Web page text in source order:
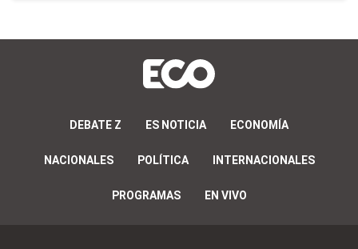
DEBATE Z ES NOTICIA ECONOMÍA
NACIONALES POLÍTICA INTERNACIONALES
PROGRAMAS EN VIVO